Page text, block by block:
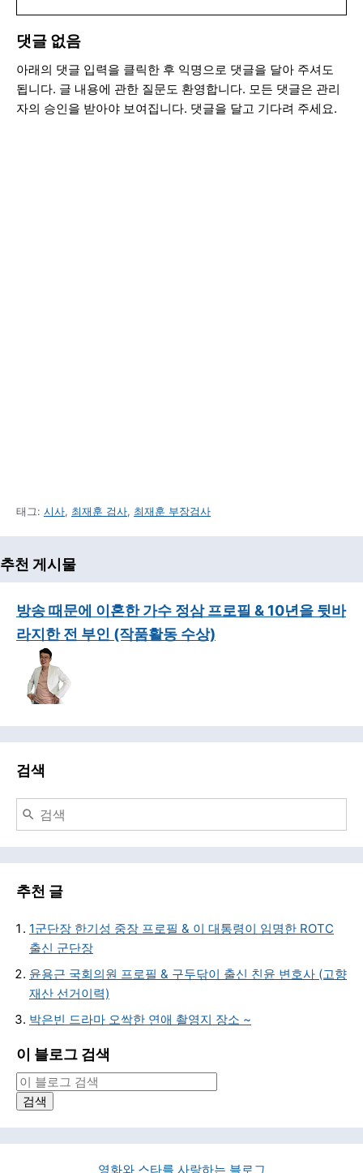
댓글 없음
아래의 댓글 입력을 클릭한 후 익명으로 댓글을 달아 주셔도
됩니다. 글 내용에 관한 질문도 환영합니다. 모든 댓글은 관리
자의 승인을 받아야 보여집니다. 댓글을 달고 기다려 주세요.
태그: 시사, 최재훈 검사, 최재훈 부장검사
추천 게시물
방송 때문에 이혼한 가수 정삼 프로필 & 10년을 뒷바
라지한 전 부인 (작품활동 수상)
검색
추천 글
1군단장 한기성 중장 프로필 & 이 대통령이 임명한 ROTC
출신 군단장
윤용근 국회의원 프로필 & 구두닦이 출신 친윤 변호사 (고향
재산 선거이력)
박은빈 드라마 오싹한 연애 촬영지 장소 ~
이 블로그 검색
영화와 스타를 사랑하는 블로그